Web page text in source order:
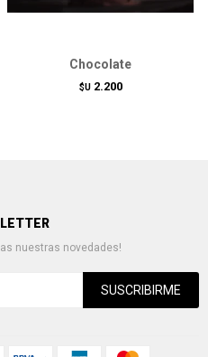
Chocolate
$U 2.200
nuestras novedades!
SUSCRIBIRME